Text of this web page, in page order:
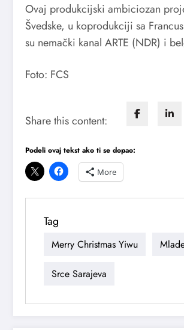
Ovaj produkcijski ambiciozan
Švedske, u koprodukciji sa
su nemački kanal ARTE (NDR) i
Foto: FCS
Share this content:
Podeli ovaj tekst ako ti se dopao:
More
Tag
Merry Christmas Yiwu
Srce Sarajeva